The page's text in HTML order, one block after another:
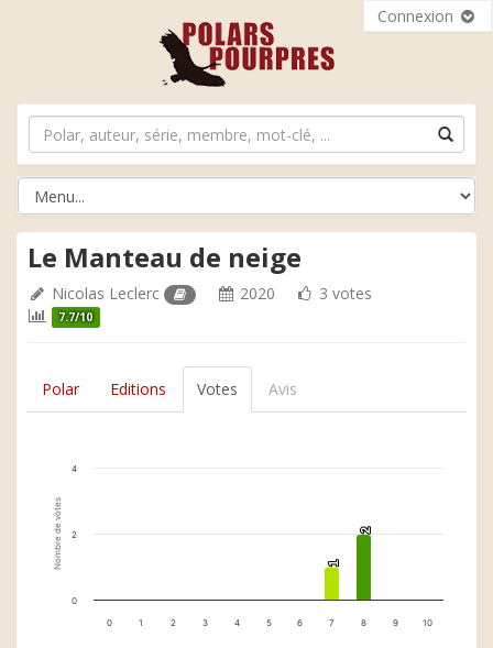
Connexion
Le Manteau de neige
Nicolas Leclerc 2020 3 votes
7.7/10
Polar Editions Votes Avis
Nombre de votes 1
1
2
2
0 1 2 3 4 5 6 7 8 9 10
0
2
4